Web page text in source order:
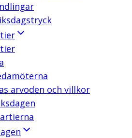
arvoden och villkor